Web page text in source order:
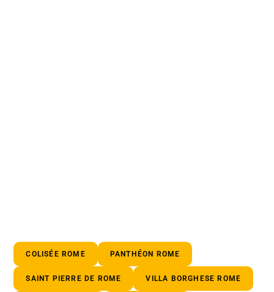
COLISÉE ROME PANTHÉON ROME
SAINT PIERRE DE ROME VILLA BORGHESE ROME